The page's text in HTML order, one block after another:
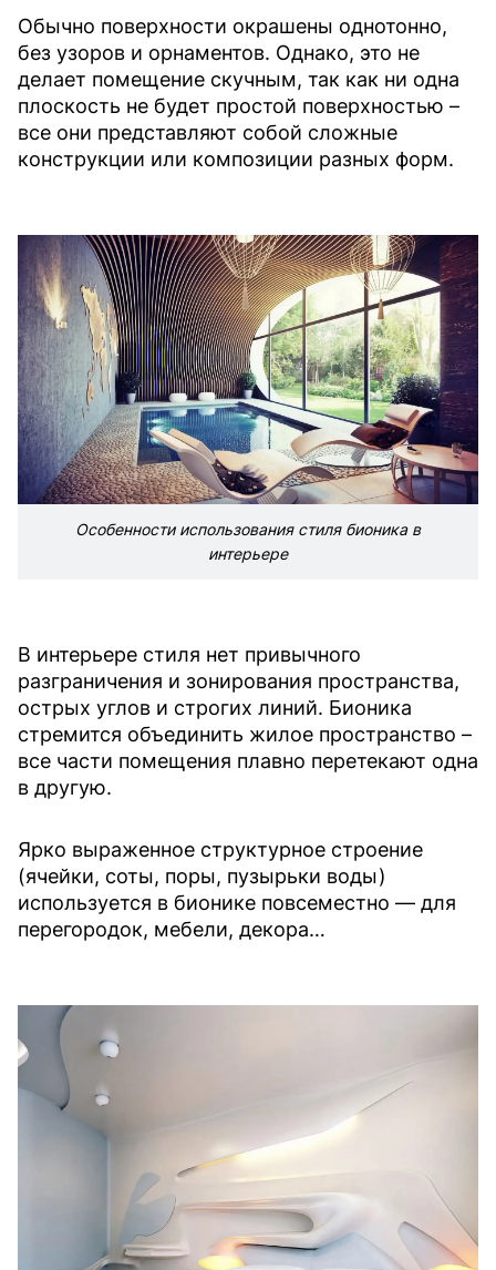
Обычно поверхности окрашены однотонно,
без узоров и орнаментов. Однако, это не
делает помещение скучным, так как ни одна
плоскость не будет простой поверхностью –
все они представляют собой сложные
конструкции или композиции разных форм.
Особенности использования стиля бионика в
интерьере
В интерьере стиля нет привычного
разграничения и зонирования пространства,
острых углов и строгих линий. Бионика
стремится объединить жилое пространство –
все части помещения плавно перетекают одна
в другую.
Ярко выраженное структурное строение
(ячейки, соты, поры, пузырьки воды)
используется в бионике повсеместно — для
перегородок, мебели, декора…